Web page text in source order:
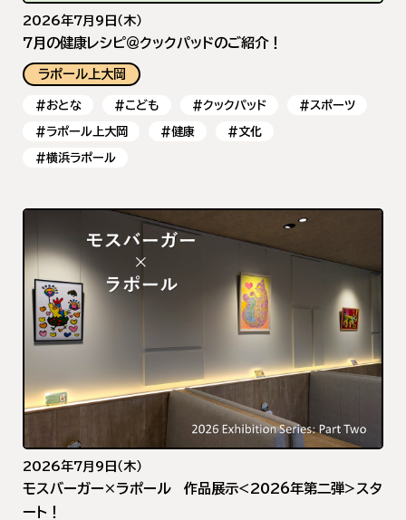
2026年7月9日（木）
7月の健康レシピ＠クックパッドのご紹介！
ラポール上大岡
#おとな #こども #クックパッド #スポーツ
#ラポール上大岡 #健康 #文化
#横浜ラポール
2026年7月9日（木）
モスバーガー×ラポール 作品展示<2026年第二弾>スタ
ート！